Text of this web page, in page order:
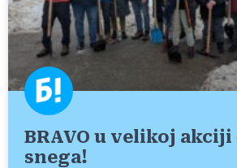
BRAVO u velikoj
snega!